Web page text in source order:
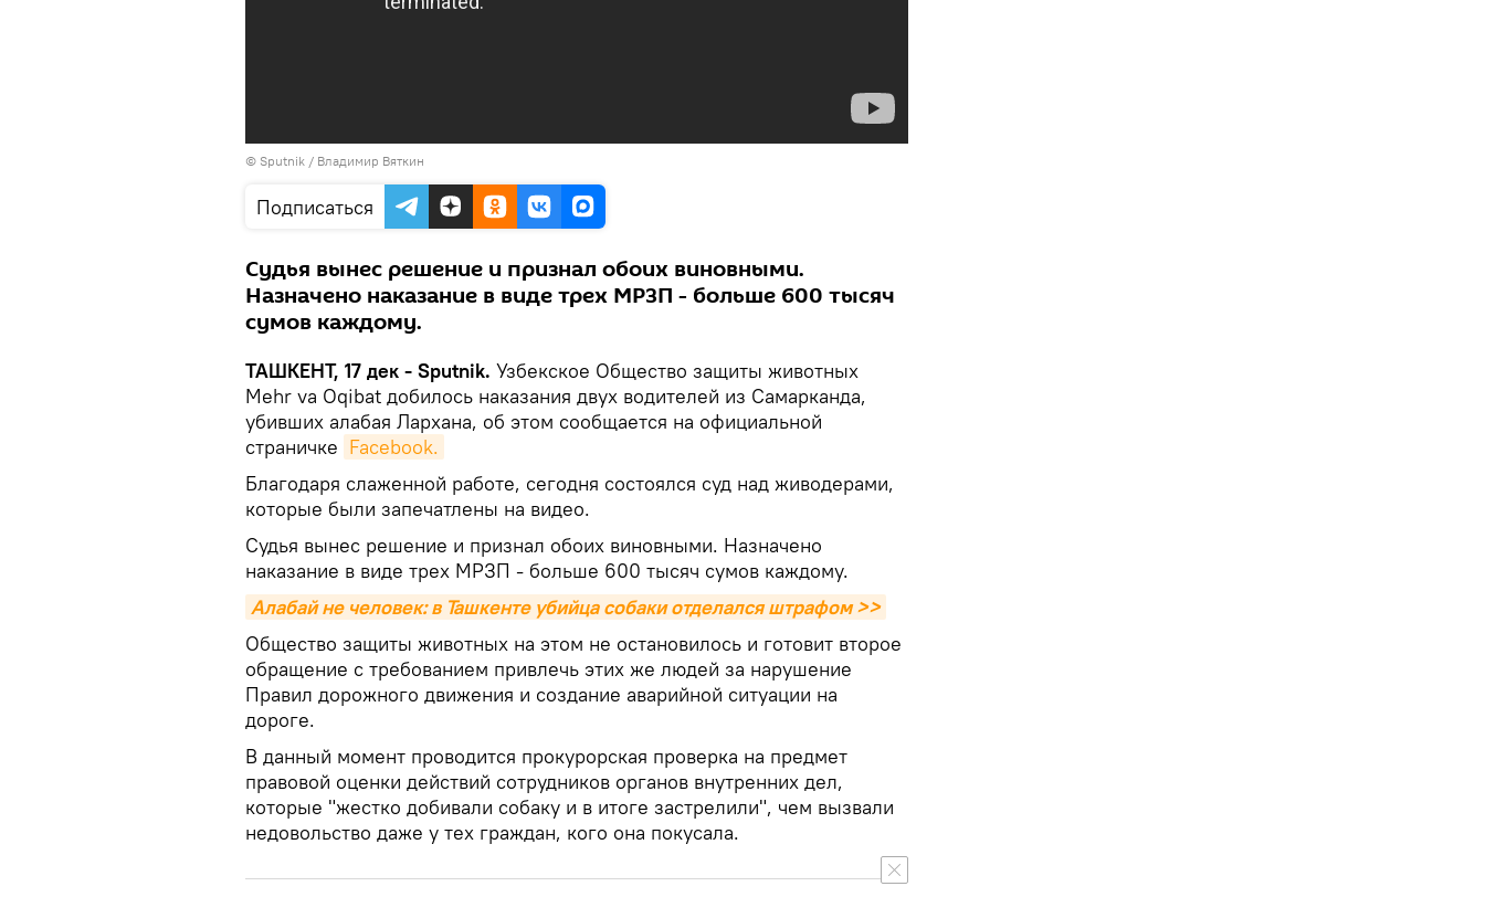
© Sputnik / Владимир Вяткин
Подписаться
Судья вынес решение и признал обоих виновными.
Назначено наказание в виде трех МРЗП - больше 600 тысяч
сумов каждому.
ТАШКЕНТ, 17 дек - Sputnik. Узбекское Общество защиты животных
Mehr va Oqibat добилось наказания двух водителей из Самарканда,
убивших алабая Лархана, об этом сообщается на официальной
страничке Facebook.
Благодаря слаженной работе, сегодня состоялся суд над живодерами,
которые были запечатлены на видео.
Судья вынес решение и признал обоих виновными. Назначено
наказание в виде трех МРЗП - больше 600 тысяч сумов каждому.
Алабай не человек: в Ташкенте убийца собаки отделался штрафом >>
Общество защиты животных на этом не остановилось и готовит второе
обращение с требованием привлечь этих же людей за нарушение
Правил дорожного движения и создание аварийной ситуации на
дороге.
В данный момент проводится прокурорская проверка на предмет
правовой оценки действий сотрудников органов внутренних дел,
которые "жестко добивали собаку и в итоге застрелили", чем вызвали
недовольство даже у тех граждан, кого она покусала.